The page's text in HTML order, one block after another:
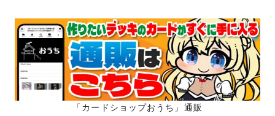
「カードショップおうち」通販